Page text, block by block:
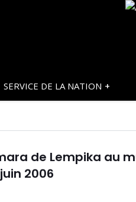
SERVICE DE LA NATION
de Lempika au
2006